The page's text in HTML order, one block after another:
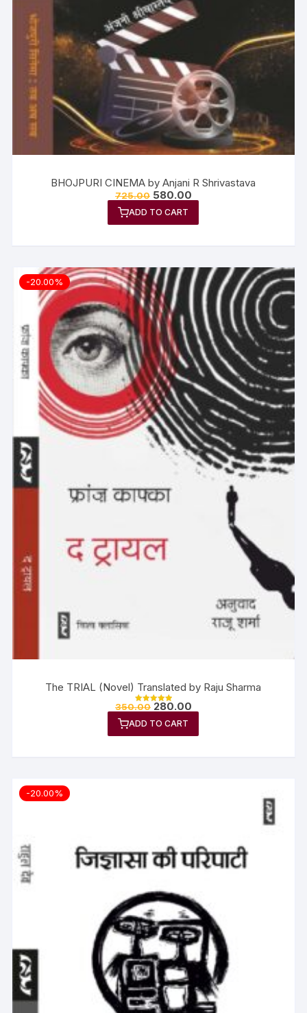
BHOJPURI CINEMA by Anjani R Shrivastava
725.00 580.00
ADD TO CART
-20.00%
The TRIAL (Novel) Translated by Raju Sharma
Rated
out of 5
350.00 280.00
ADD TO CART
-20.00%